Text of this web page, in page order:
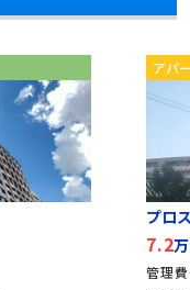
アパ
プロ
7.2
管理